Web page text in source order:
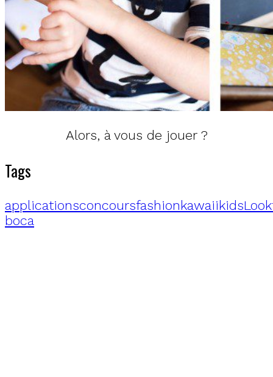
Alors, à vous de jouer ?
Tags
applicationsconcoursfashionkawaiikidsLook
boca